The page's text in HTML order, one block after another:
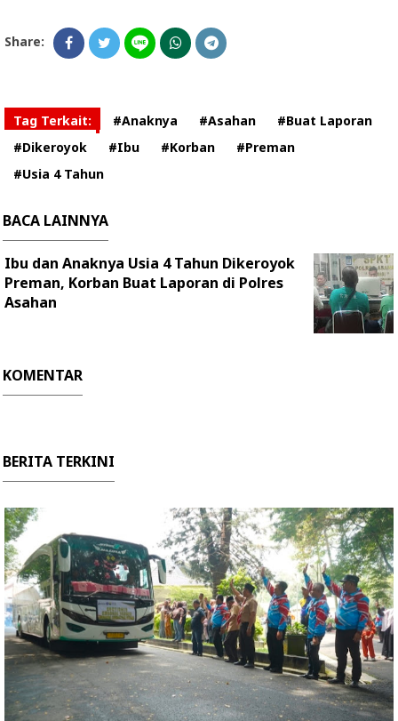
Share:
Tag Terkait: #Anaknya #Asahan
#Buat Laporan
#Dikeroyok
#Ibu #Korban
#Preman
#Usia 4 Tahun
BACA LAINNYA
Ibu dan Anaknya Usia 4 Tahun Dikeroyok
Preman, Korban Buat Laporan di Polres
Asahan
KOMENTAR
BERITA TERKINI